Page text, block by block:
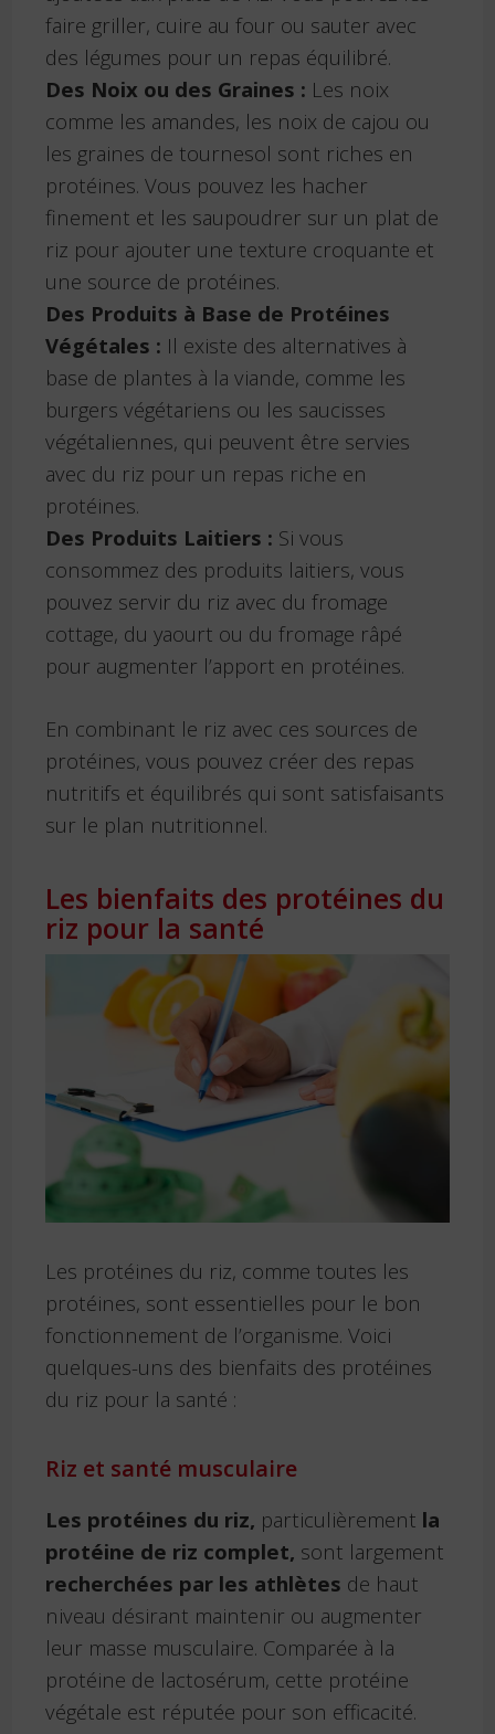
faire griller, cuire au four ou sauter avec
des légumes pour un repas équilibré.
Des Noix ou des Graines : Les noix
comme les amandes, les noix de cajou ou
les graines de tournesol sont riches en
protéines. Vous pouvez les hacher
finement et les saupoudrer sur un plat de
riz pour ajouter une texture croquante et
une source de protéines.
Des Produits à Base de Protéines
Végétales : Il existe des alternatives à
base de plantes à la viande, comme les
burgers végétariens ou les saucisses
végétaliennes, qui peuvent être servies
avec du riz pour un repas riche en
protéines.
Des Produits Laitiers : Si vous
consommez des produits laitiers, vous
pouvez servir du riz avec du fromage
cottage, du yaourt ou du fromage râpé
pour augmenter l’apport en protéines.
En combinant le riz avec ces sources de
protéines, vous pouvez créer des repas
nutritifs et équilibrés qui sont satisfaisants
sur le plan nutritionnel.
Les bienfaits des protéines du
riz pour la santé
Les protéines du riz, comme toutes les
protéines, sont essentielles pour le bon
fonctionnement de l’organisme. Voici
quelques-uns des bienfaits des protéines
du riz pour la santé :
Riz et santé musculaire
Les protéines du riz, particulièrement la
protéine de riz complet, sont largement
recherchées par les athlètes de haut
niveau désirant maintenir ou augmenter
leur masse musculaire. Comparée à la
protéine de lactosérum, cette protéine
végétale est réputée pour son efficacité.